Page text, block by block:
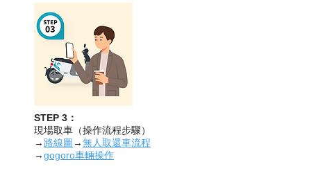
、屏東火車站租機車dcard
屏東火車站租車推薦、屏東租機車甲租乙還、屏東租機車多少錢、屏東租機車推薦、屏東火車站租機車推薦、屏東共享機車ptt、屏東火車站租機車dcard、屏東租機車、屏東租汽
、屏東租機車推薦、屏東火車站租機車推薦、屏東共享機車ptt、屏東火車站租機車dcard、屏東租機車、屏東租汽車、潮州火車站租機車價格、屏東共享機車、屏東火車站機車出
、屏東火車站租機車dcard
租機車、火車站、推薦、dcard、ptt、共享機車、價格、機車、租乙、租汽車、租車、費用、潮州、出租、多少、屏東租機車、屏東租汽車、潮州火車站租機車價格、屏東共享
薦、屏東共享機車ptt、屏東火車站租機車dcard、屏東、小時、機車、屏東縣、24、租機車、同站、07、08、236、ZOCHA、台東、哈囉、屏東市、屏東站、旅遊、日租、時間
屏東共享機車、屏東火車站機車出租、屏東租機車費用ㄒ屏東火車站租機車ptt、屏東租機車dcard、屏東火車站租車推薦、屏東租機車甲租乙還、屏東租機車多少錢、屏東租機
日租、時間、東港、無人店、屏東、租機車、火車站、推薦、dcard、ptt、共享機車、價格、機車、租乙、租汽車、租車、費用、潮州、出租、多少、屏東租機車、屏東租汽車、
屏東租機車推薦、屏東火車站租機車推薦、屏東共享機車ptt、屏東火車站租機車dcard
租機車、火車站、推薦、dcard、ptt、共享機車、價格、機車、租乙、租汽車、租車、費用、潮州、出租、多少、屏東租機車、屏東租汽車、潮州火車站租機車價格、屏東共享
薦、屏東共享機車ptt、屏東火車站租機車dcard、屏東、小時、機車、屏東縣、24、租機車、同站、07、08、236、ZOCHA、台東、哈囉、屏東市、屏東站、旅遊、日租、時間
屏東共享機車、屏東火車站機車出租、屏東租機車費用ㄒ屏東火車站租機車ptt、屏東租機車dcard、屏東火車站租車推薦、屏東租機車甲租乙還、屏東租機車多少錢、屏東租機
日租、時間、東港、無人店、屏東、租機車、火車站、推薦、dcard、ptt、共享機車、價格、機車、租乙、租汽車、租車、費用、潮州、出租、多少、屏東租機車、屏東租汽車、
屏東租機車推薦、屏東火車站租機車推薦、屏東共享機車ptt、屏東火車站租機車dcard
STEP 3：
現場取車（操作流程步驟）
→ 路線圖 →無人取還車流程
→gogoro車輛操作